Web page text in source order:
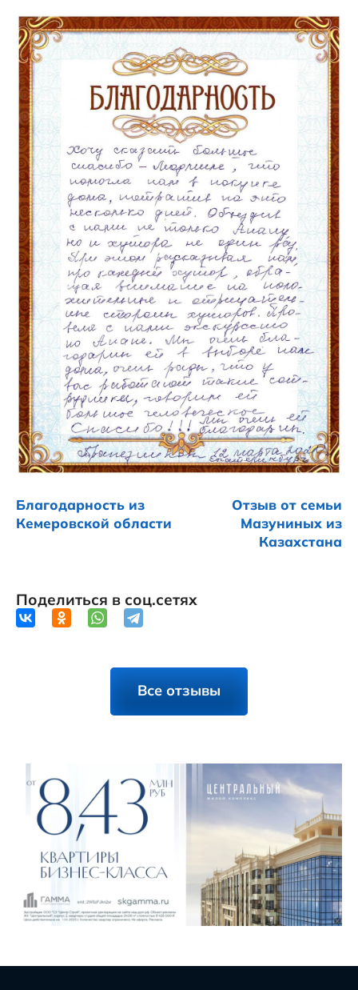
Благодарность из
Кемеровской области
Отзыв от семьи
Мазуниных из
Казахстана
Поделиться в соц.сетях
Все отзывы